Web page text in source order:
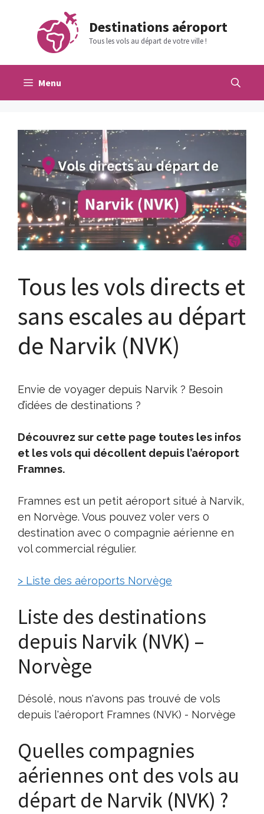
contenu
Destinations aéroport
Tous les vols au départ de votre ville !
Menu
Tous les vols directs et
sans escales au départ
de Narvik (NVK)
Envie de voyager depuis Narvik ? Besoin
d’idées de destinations ?
Découvrez sur cette page toutes les infos
et les vols qui décollent depuis l’aéroport
Framnes.
Framnes est un petit aéroport situé à Narvik,
en Norvège. Vous pouvez voler vers 0
destination avec 0 compagnie aérienne en
vol commercial régulier.
> Liste des aéroports Norvège
Liste des destinations
depuis Narvik (NVK) –
Norvège
Désolé, nous n'avons pas trouvé de vols
depuis l'aéroport Framnes (NVK) - Norvège
Quelles compagnies
aériennes ont des vols au
départ de Narvik (NVK) ?